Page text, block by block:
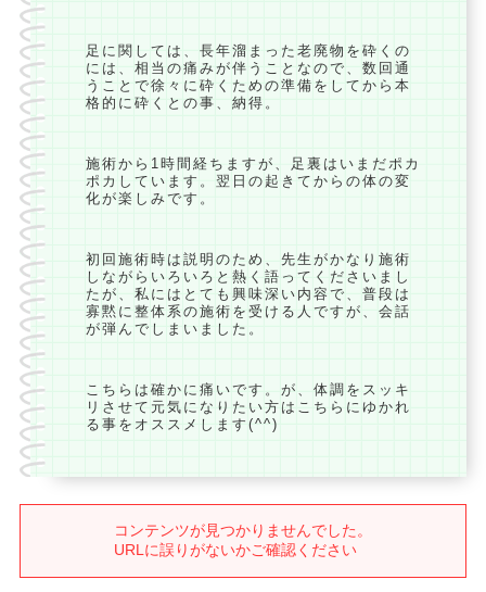
足に関しては、長年溜まった老廃物を砕くの
には、相当の痛みが伴うことなので、数回通
うことで徐々に砕くための準備をしてから本
格的に砕くとの事、納得。
施術から1時間経ちますが、足裏はいまだポカ
ポカしています。翌日の起きてからの体の変
化が楽しみです。
初回施術時は説明のため、先生がかなり施術
しながらいろいろと熱く語ってくださいまし
たが、私にはとても興味深い内容で、普段は
寡黙に整体系の施術を受ける人ですが、会話
が弾んでしまいました。
こちらは確かに痛いです。が、体調をスッキ
リさせて元気になりたい方はこちらにゆかれ
る事をオススメします(^^)